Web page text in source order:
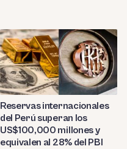
Reservas internacionales
del Perú superan los
US$100,000 millones y
equivalen al 28% del PBI